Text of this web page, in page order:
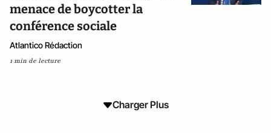
menace de boycotter la
conférence sociale
Atlantico Rédaction
1 min de lecture
Charger Plus